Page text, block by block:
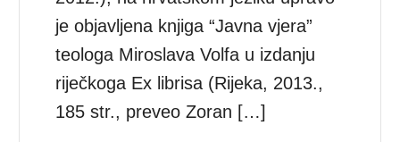
je objavljena knjiga “Javna vjera”
teologa Miroslava Volfa u izdanju
riječkoga Ex librisa (Rijeka, 2013.,
185 str., preveo Zoran […]